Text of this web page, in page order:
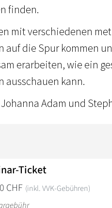
finden.
mit verschiedenen
auf die Spur kommen
erarbeiten, wie ein
ausschauen kann.
Adam und